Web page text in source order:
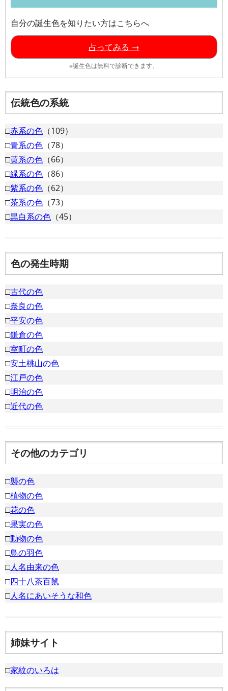
自分の誕生色を知りたい方はこちらへ
占ってみる →
※誕生色は無料で診断できます。
伝統色の系統
□赤系の色 （109）
□青系の色 （78）
□黄系の色 （66）
□緑系の色 （86）
□紫系の色 （62）
□茶系の色 （73）
□黒白系の色 （45）
色の発生時期
□古代の色
□奈良の色
□平安の色
□鎌倉の色
□室町の色
□安土桃山の色
□江戸の色
□明治の色
□近代の色
その他のカテゴリ
□襲の色
□植物の色
□花の色
□果実の色
□動物の色
□鳥の羽色
□人名由来の色
□四十八茶百鼠
□人名にあいそうな和色
姉妹サイト
□家紋のいろは